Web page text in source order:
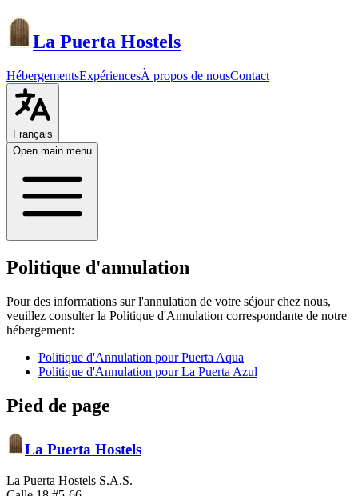
La Puerta Hostels
HébergementsExpériencesÀ propos de nousContact
Français
Open main menu
Politique d'annulation
Pour des informations sur l'annulation de votre séjour chez nous,
veuillez consulter la Politique d'Annulation correspondante de notre
hébergement:
Politique d'Annulation pour Puerta Aqua
Politique d'Annulation pour La Puerta Azul
Pied de page
La Puerta Hostels
La Puerta Hostels S.A.S.